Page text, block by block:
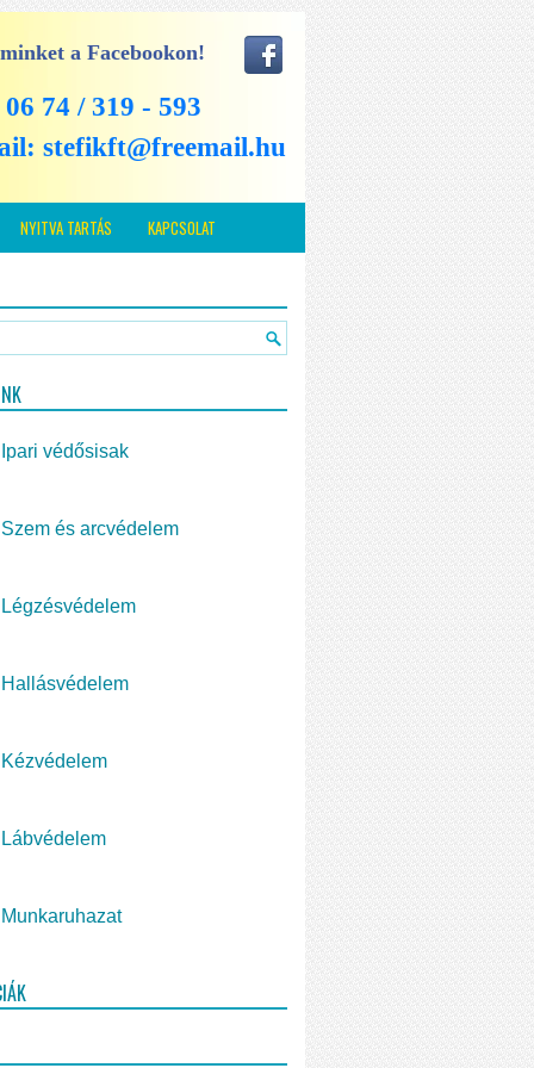
a Facebookon!
74 / 319 - 593
stefikft@freemail.hu
NYITVA TARTÁS KAPCSOLAT
Ipari védősisak
Szem és arcvédelem
Légzésvédelem
Hallásvédelem
Kézvédelem
Lábvédelem
Munkaruhazat